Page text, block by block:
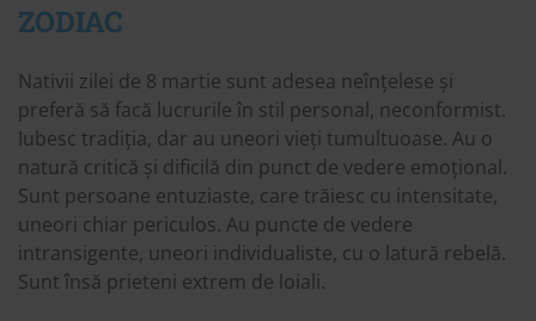
ZODIAC
Nativii zilei de 8 martie sunt adesea neînțelese și
preferă să facă lucrurile în stil personal, neconformist.
Iubesc tradiția, dar au uneori vieți tumultuoase. Au o
natură critică și dificilă din punct de vedere emoțional.
Sunt persoane entuziaste, care trăiesc cu intensitate,
uneori chiar periculos. Au puncte de vedere
intransigente, uneori individualiste, cu o latură rebelă.
Sunt însă prieteni extrem de loiali.